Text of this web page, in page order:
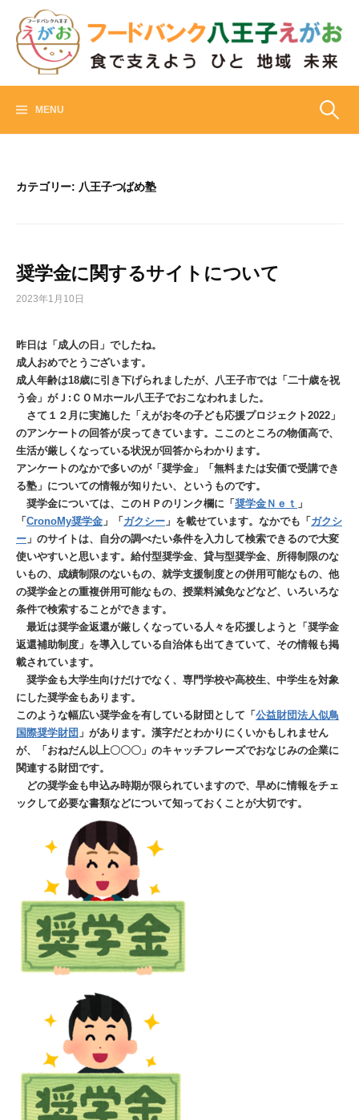
content
MENU 検
カテゴリー: 八王子つばめ塾
奨学金に関するサイトについて
2023年1月10日
昨日は「成人の日」でしたね。
成人おめでとうございます。
成人年齢は18歳に引き下げられましたが、八王子市では「二十歳を祝
う会」がＪ:ＣＯＭホール八王子でおこなわれました。
さて１２月に実施した「えがお冬の子ども応援プロジェクト2022」
のアンケートの回答が戻ってきています。ここのところの物価高で、
生活が厳しくなっている状況が回答からわかります。
アンケートのなかで多いのが「奨学金」「無料または安価で受講でき
る塾」についての情報が知りたい、というものです。
奨学金については、このＨＰのリンク欄に「 奨学金Ｎｅｔ 」
「 CronoMy奨学金 」「 ガクシー 」を載せています。なかでも「 ガクシ
ー 」のサイトは、自分の調べたい条件を入力して検索できるので大変
使いやすいと思います。給付型奨学金、貸与型奨学金、所得制限のな
いもの、成績制限のないもの、就学支援制度との併用可能なもの、他
の奨学金との重複併用可能なもの、授業料減免などなど、いろいろな
条件で検索することができます。
最近は奨学金返還が厳しくなっている人々を応援しようと「奨学金
返還補助制度」を導入している自治体も出てきていて、その情報も掲
載されています。
奨学金も大学生向けだけでなく、専門学校や高校生、中学生を対象
にした奨学金もあります。
このような幅広い奨学金を有している財団として「 公益財団法人似鳥
国際奨学財団 」があります。漢字だとわかりにくいかもしれません
が、「おねだん以上〇〇〇」のキャッチフレーズでおなじみの企業に
関連する財団です。
どの奨学金も申込み時期が限られていますので、早めに情報をチェ
ックして必要な書類などについて知っておくことが大切です。